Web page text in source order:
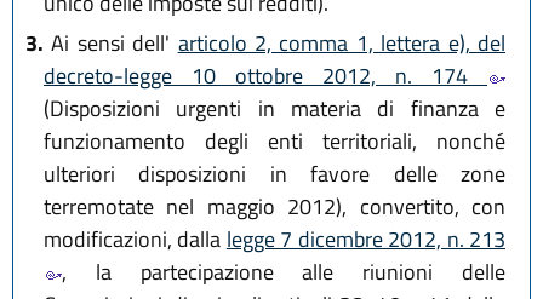
3. Ai sensi dell' articolo 2, comma 1, lettera e), del
decreto-legge 10 ottobre 2012, n. 174
(Disposizioni urgenti in materia di finanza e
funzionamento degli enti territoriali, nonché
ulteriori disposizioni in favore delle zone
terremotate nel maggio 2012), convertito, con
modificazioni, dalla legge 7 dicembre 2012, n. 213
, la partecipazione alle riunioni delle